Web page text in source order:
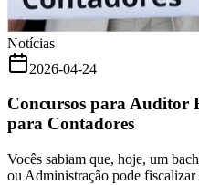
Notícias
2026-04-24
Concursos para Auditor
para Contadores
Vocês sabiam que, hoje, um
ou Administração pode fiscalizar